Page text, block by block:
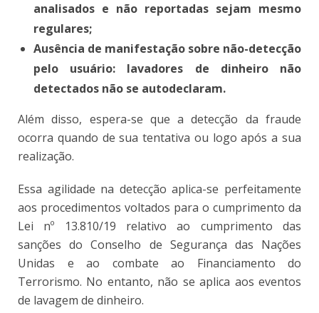
analisados e não reportadas sejam mesmo
regulares;
Ausência de manifestação sobre não-detecção
pelo usuário: lavadores de dinheiro não
detectados não se autodeclaram.
Além disso, espera-se que a detecção da fraude
ocorra quando de sua tentativa ou logo após a sua
realização.
Essa agilidade na detecção aplica-se perfeitamente
aos procedimentos voltados para o cumprimento da
Lei nº 13.810/19 relativo ao cumprimento das
sanções do Conselho de Segurança das Nações
Unidas e ao combate ao Financiamento do
Terrorismo. No entanto, não se aplica aos eventos
de lavagem de dinheiro.